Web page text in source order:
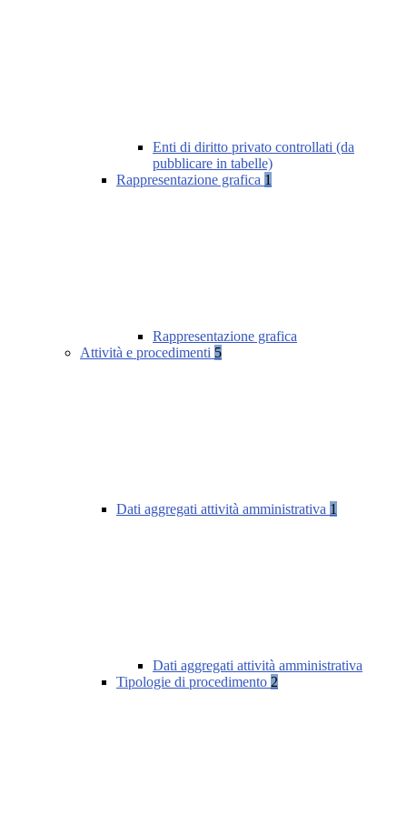
Enti di diritto privato controllati (da
pubblicare in tabelle)
Rappresentazione grafica 1
Rappresentazione grafica
Attività e procedimenti 5
Dati aggregati attività amministrativa 1
Dati aggregati attività amministrativa
Tipologie di procedimento 2